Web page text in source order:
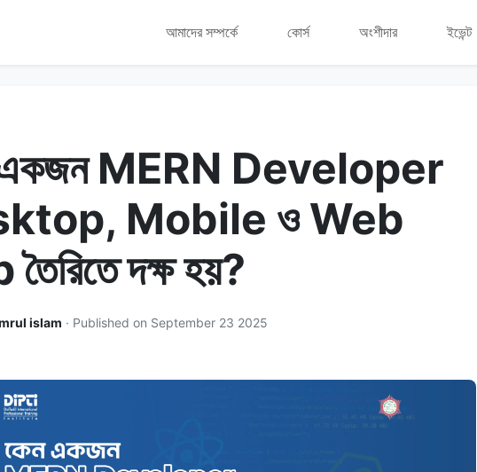
আমাদের সম্পর্কে কোর্স অংশীদার ইভেন্ট
একজন MERN Developer
Mobile ও Web
দক্ষ হয়?
islam · Published on September 23 2025